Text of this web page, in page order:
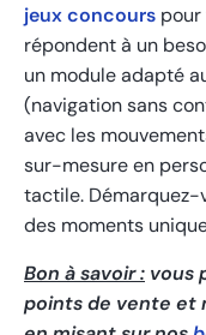
jeux concours pour
répondent à un
un module adapté
(navigation sans
avec les
sur-mesure en
tactile.
des moments
Bon à savoir : vous
points de vente et